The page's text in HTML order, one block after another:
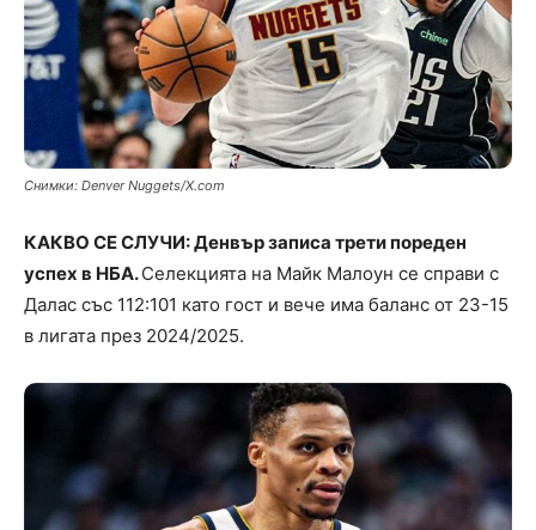
Снимки: Denver Nuggets/X.com
КАКВО СЕ СЛУЧИ: Денвър записа трети пореден
успех в НБА.Селекцията на Майк Малоун се справи с
Далас със 112:101 като гост и вече има баланс от 23-15
в лигата през 2024/2025.